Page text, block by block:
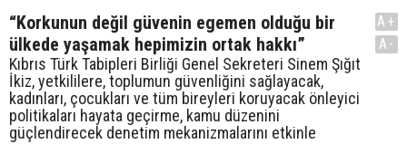
“Korkunun değil güvenin egemen olduğu bir
ülkede yaşamak hepimizin ortak hakkı”
Kıbrıs Türk Tabipleri Birliği Genel Sekreteri Sinem Şığıt
İkiz, yetkililere, toplumun güvenliğini sağlayacak,
kadınları, çocukları ve tüm bireyleri koruyacak önleyici
politikaları hayata geçirme, kamu düzenini
güçlendirecek denetim mekanizmalarını etkinle
A+
A-